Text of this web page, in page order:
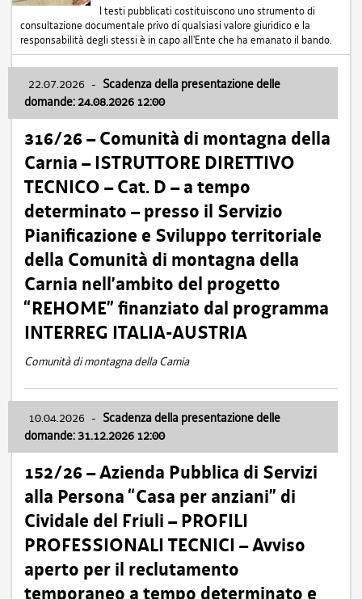
I testi pubblicati costituiscono uno strumento di
consultazione documentale privo di qualsiasi valore giuridico e la
responsabilità degli stessi è in capo all'Ente che ha emanato il bando.
22.07.2026 - Scadenza della presentazione delle
domande: 24.08.2026 12:00
316/26 – Comunità di montagna della
Carnia – ISTRUTTORE DIRETTIVO
TECNICO – Cat. D – a tempo
determinato – presso il Servizio
Pianificazione e Sviluppo territoriale
della Comunità di montagna della
Carnia nell’ambito del progetto
“REHOME” finanziato dal programma
INTERREG ITALIA-AUSTRIA
Comunità di montagna della Carnia
10.04.2026 - Scadenza della presentazione delle
domande: 31.12.2026 12:00
152/26 – Azienda Pubblica di Servizi
alla Persona “Casa per anziani” di
Cividale del Friuli – PROFILI
PROFESSIONALI TECNICI – Avviso
aperto per il reclutamento
temporaneo a tempo determinato e